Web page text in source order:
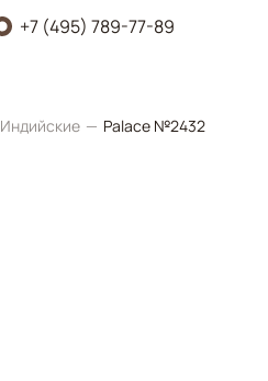
+7 (495) 789-77-89
Индийские Palace №2432